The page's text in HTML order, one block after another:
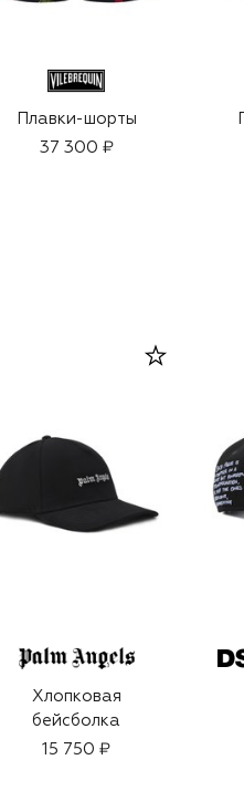
Плавки-шорты
37 300 ₽
Хлопковая
бейсболка
15 750 ₽